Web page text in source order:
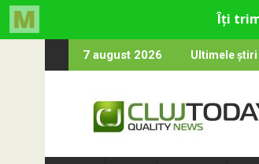
to
7 august 2026 Ultimele știri
Smiley și Theo Rose și comercianți
000 de oameni au cântat, la Untold,